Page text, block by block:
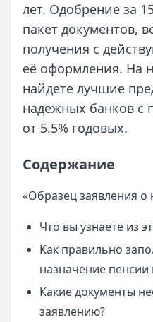
лет. Одобрение за
пакет документов,
получения с
её оформления. На
найдете лучшие
надежных банков с
от 5.5% годовых.
Содержание
«Образец заявления о
Что вы узнаете из
Как правильно
назначение пенсии
Какие документы
заявлению?